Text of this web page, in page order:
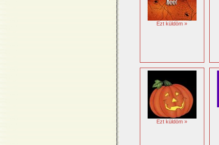
Ezt küldöm »
Ezt küldöm »